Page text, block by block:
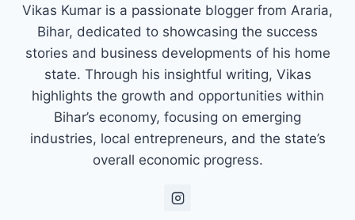
Vikas Kumar is a passionate blogger from Araria,
Bihar, dedicated to showcasing the success
stories and business developments of his home
state. Through his insightful writing, Vikas
highlights the growth and opportunities within
Bihar’s economy, focusing on emerging
industries, local entrepreneurs, and the state’s
overall economic progress.